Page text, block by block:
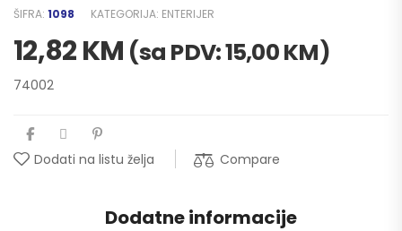
ŠIFRA: 1098 KATEGORIJA: ENTERIJER
12,82KM (sa PDV:15,00KM)
74002
Dodati na listu želja Compare
Dodatne informacije